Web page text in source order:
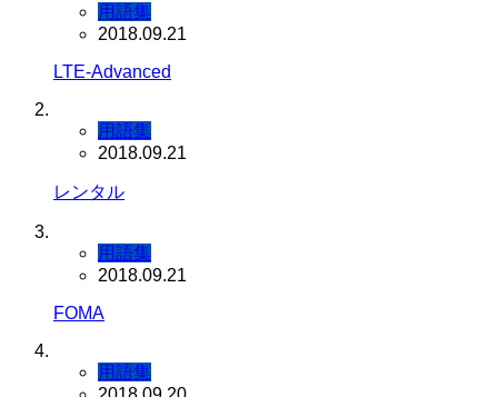
用語集
2018.09.21
LTE-Advanced
用語集
2018.09.21
レンタル
用語集
2018.09.21
FOMA
用語集